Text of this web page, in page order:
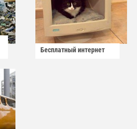
Бесплатный интернет